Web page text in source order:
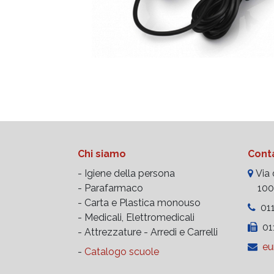
Chi siamo
- Igiene della persona
- Parafarmaco
- Carta e Plastica monouso
- Medicali, Elettromedicali
- Attrezzature - Arredi e Carrelli
- Catalogo scuole
Via